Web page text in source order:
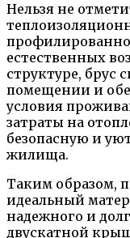
Нельзя не
естественных
структуре, брус
помещении и
условия
затраты на
безопасную и
жилища.
Таким образом,
идеальный
надежного и
двускатной